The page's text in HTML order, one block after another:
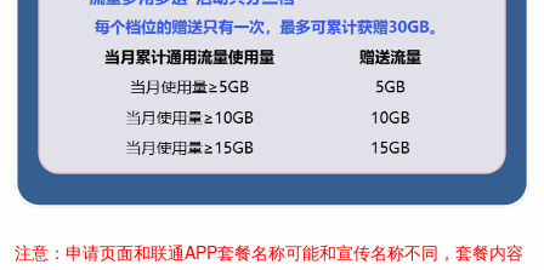
注意：申请页面和联通APP套餐名称可能和宣传名称不同，套餐内容